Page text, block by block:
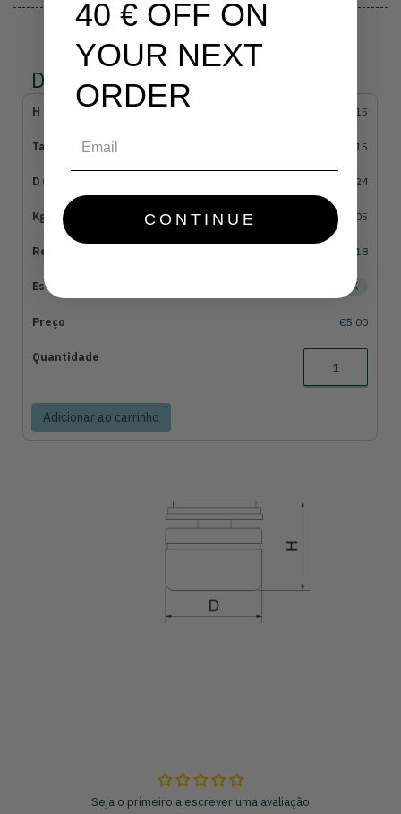
Dimensões
15
15
24
0,105
461018
EM STOCK
€5,00
Adicionar ao carrinho
Seja o primeiro a escrever uma avaliação
40 € OFF ON
YOUR NEXT
ORDER
CONTINUE